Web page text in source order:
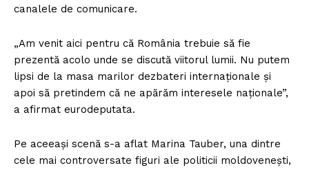
canalele de comunicare.
„Am venit aici pentru că România trebuie să fie
prezentă acolo unde se discută viitorul lumii. Nu putem
lipsi de la masa marilor dezbateri internaționale și
apoi să pretindem că ne apărăm interesele naționale”,
a afirmat eurodeputata.
Pe aceeași scenă s-a aflat Marina Tauber, una dintre
cele mai controversate figuri ale politicii moldovenești,